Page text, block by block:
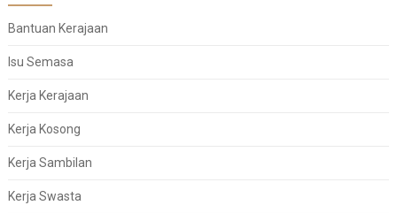
Bantuan Kerajaan
Isu Semasa
Kerja Kerajaan
Kerja Kosong
Kerja Sambilan
Kerja Swasta